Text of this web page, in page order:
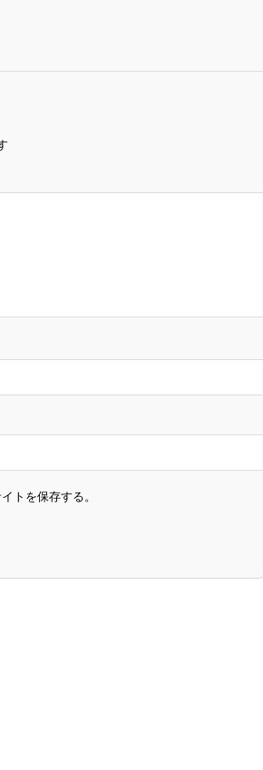
トを保存する。